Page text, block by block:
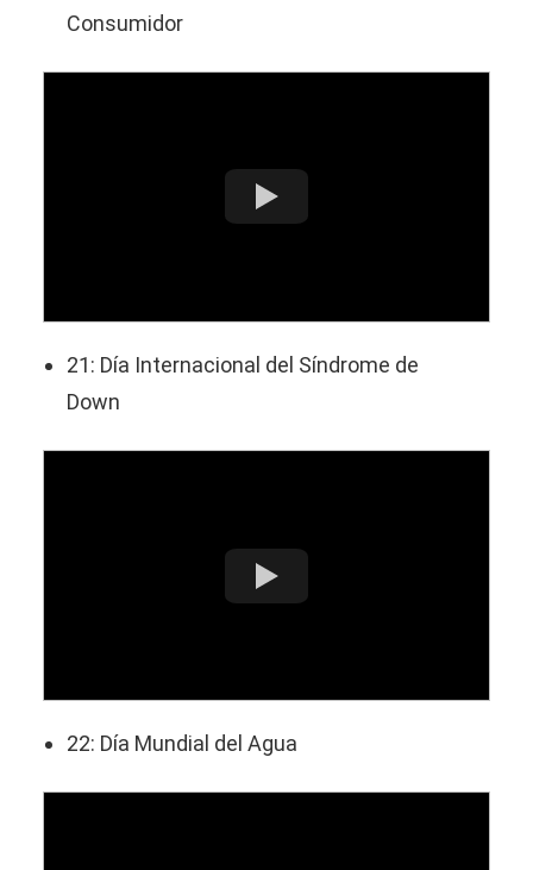
Consumidor
21: Día Internacional del Síndrome de
Down
22: Día Mundial del Agua